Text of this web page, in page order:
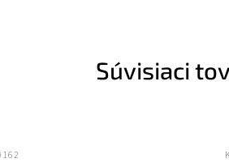
Súvisiaci